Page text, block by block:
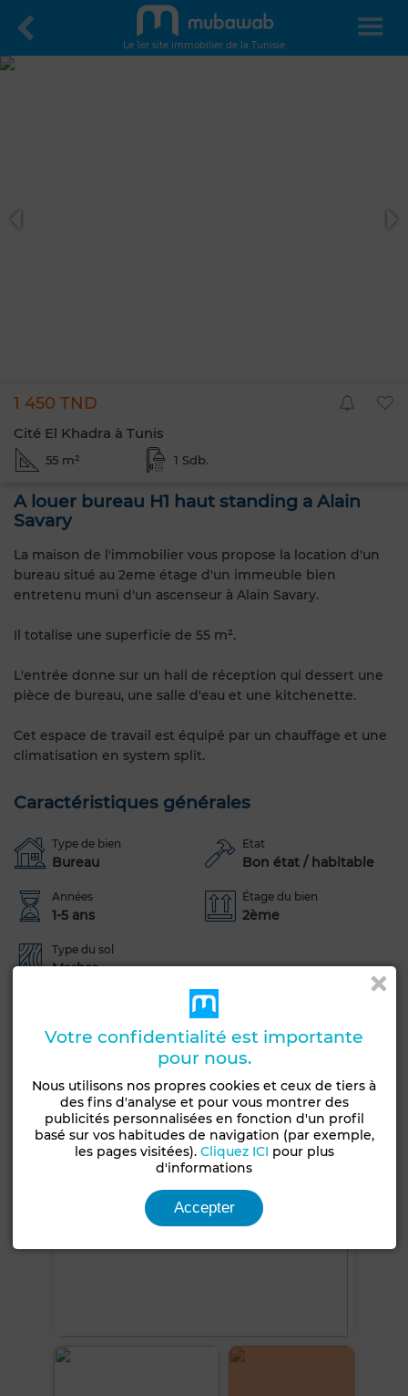
Le 1er site immobilier de la Tunisie
1 450 TND
Cité El Khadra à Tunis
55 m² 1 Sdb.
A louer bureau H1 haut standing a Alain
Savary
La maison de l'immobilier vous propose la location d'un
bureau situé au 2eme étage d'un immeuble bien
entretenu muni d'un ascenseur à Alain Savary.
Il totalise une superficie de 55 m².
L'entrée donne sur un hall de réception qui dessert une
pièce de bureau, une salle d'eau et une kitchenette.
Cet espace de travail est équipé par un chauffage et une
climatisation en system split.
Caractéristiques générales
Type de bien
Bureau
Etat
Bon état / habitable
Années
1-5 ans
Étage du bien
2ème
Type du sol
Marbre
Chauffage central Double vitrage
Voir plus de photos
Votre confidentialité est importante
pour nous.
Nous utilisons nos propres cookies et ceux de tiers à
des fins d'analyse et pour vous montrer des
publicités personnalisées en fonction d'un profil
basé sur vos habitudes de navigation (par exemple,
les pages visitées). Cliquez ICI pour plus
d'informations
Accepter